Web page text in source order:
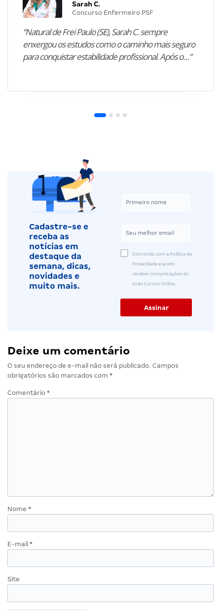
Sarah C.
Concurso Enfermeiro PSF
“Natural de Frei Paulo (SE), Sarah C. sempre
enxergou os estudos como o caminho mais seguro
para conquistar estabilidade profissional. Após o…”
Cadastre-se e
receba as
notícias em
destaque da
semana, dicas,
novidades e
muito mais.
Concordo com a Política de
Privacidade e aceito
receber comunicações do
Gran Cursos Online.
Deixe um comentário
O seu endereço de e-mail não será publicado. Campos
obrigatórios são marcados com *
Comentário *
Nome *
E-mail *
Site